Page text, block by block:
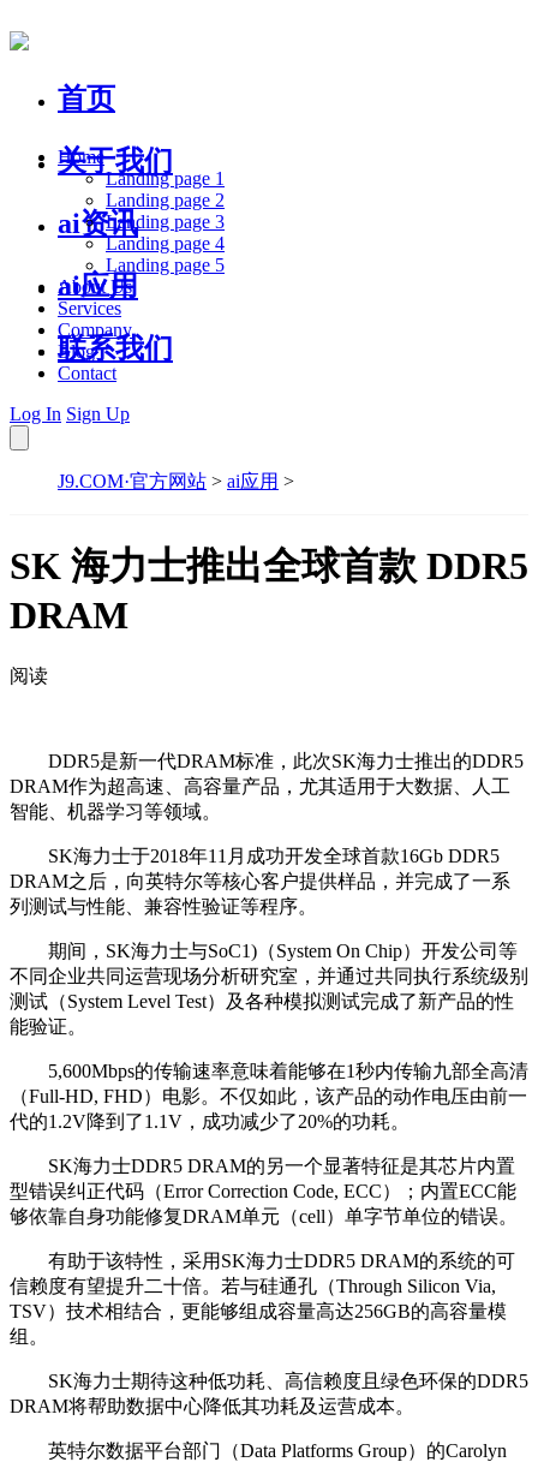
首页
关于我们
ai资讯
ai应用
联系我们
Home
Landing page 1
Landing page 2
Landing page 3
Landing page 4
Landing page 5
About Us
Services
Company
Blog
Contact
Log In Sign Up
J9.COM·官方网站 > ai应用 >
SK 海力士推出全球首款 DDR5
DRAM
阅读
DDR5是新一代DRAM标准，此次SK海力士推出的DDR5
DRAM作为超高速、高容量产品，尤其适用于大数据、人工
智能、机器学习等领域。
SK海力士于2018年11月成功开发全球首款16Gb DDR5
DRAM之后，向英特尔等核心客户提供样品，并完成了一系
列测试与性能、兼容性验证等程序。
期间，SK海力士与SoC1)（System On Chip）开发公司等
不同企业共同运营现场分析研究室，并通过共同执行系统级别
测试（System Level Test）及各种模拟测试完成了新产品的性
能验证。
5,600Mbps的传输速率意味着能够在1秒内传输九部全高清
（Full-HD, FHD）电影。不仅如此，该产品的动作电压由前一
代的1.2V降到了1.1V，成功减少了20%的功耗。
SK海力士DDR5 DRAM的另一个显著特征是其芯片内置
型错误纠正代码（Error Correction Code, ECC）；内置ECC能
够依靠自身功能修复DRAM单元（cell）单字节单位的错误。
有助于该特性，采用SK海力士DDR5 DRAM的系统的可
信赖度有望提升二十倍。若与硅通孔（Through Silicon Via,
TSV）技术相结合，更能够组成容量高达256GB的高容量模
组。
SK海力士期待这种低功耗、高信赖度且绿色环保的DDR5
DRAM将帮助数据中心降低其功耗及运营成本。
英特尔数据平台部门（Data Platforms Group）的Carolyn